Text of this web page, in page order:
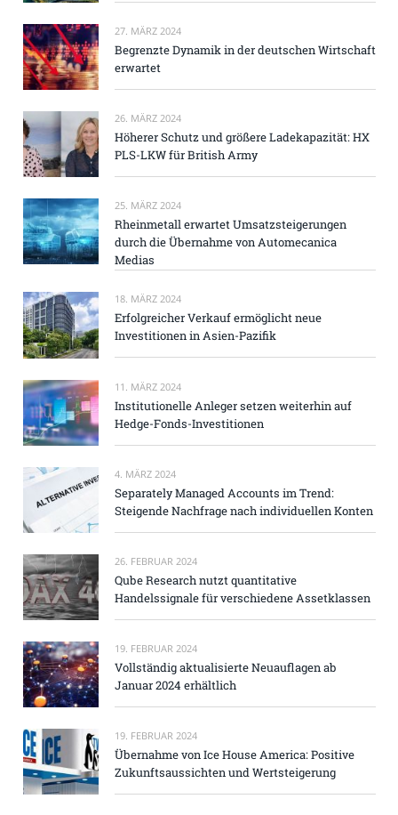
27. MÄRZ 2024
Begrenzte Dynamik in der deutschen Wirtschaft
erwartet
26. MÄRZ 2024
Höherer Schutz und größere Ladekapazität: HX
PLS-LKW für British Army
25. MÄRZ 2024
Rheinmetall erwartet Umsatzsteigerungen
durch die Übernahme von Automecanica
Medias
18. MÄRZ 2024
Erfolgreicher Verkauf ermöglicht neue
Investitionen in Asien-Pazifik
11. MÄRZ 2024
Institutionelle Anleger setzen weiterhin auf
Hedge-Fonds-Investitionen
4. MÄRZ 2024
Separately Managed Accounts im Trend:
Steigende Nachfrage nach individuellen Konten
26. FEBRUAR 2024
Qube Research nutzt quantitative
Handelssignale für verschiedene Assetklassen
19. FEBRUAR 2024
Vollständig aktualisierte Neuauflagen ab
Januar 2024 erhältlich
19. FEBRUAR 2024
Übernahme von Ice House America: Positive
Zukunftsaussichten und Wertsteigerung